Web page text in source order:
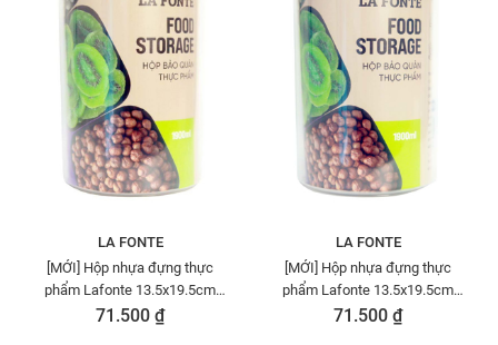
LA FONTE
[MỚI] Hộp nhựa đựng thực
phẩm Lafonte 13.5x19.5cm
1900ml - 180985-BEI
71.500 ₫
LA FONTE
[MỚI] Hộp nhựa đựng thực
phẩm Lafonte 13.5x19.5cm
1900ml Màu Xanh Dương -
71.500 ₫